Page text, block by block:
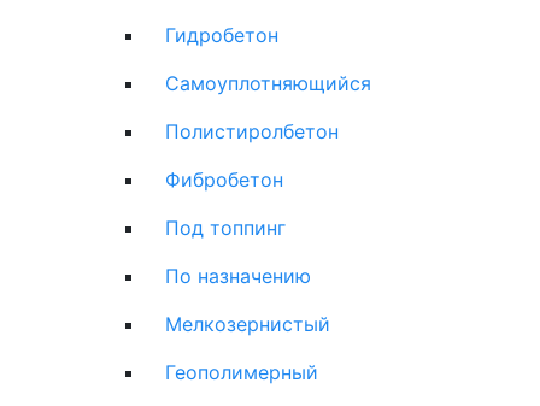
Гидробетон
Самоуплотняющийся
Полистиролбетон
Фибробетон
Под топпинг
По назначению
Мелкозернистый
Геополимерный